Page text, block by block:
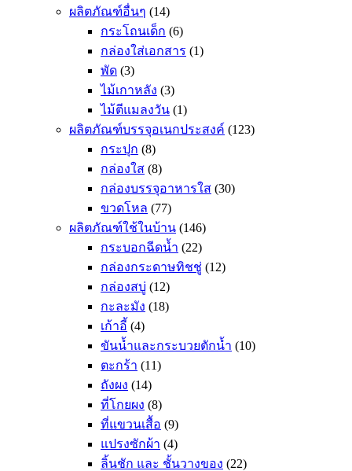
ผลิตภัณฑ์อื่นๆ (14)
กระโถนเด็ก (6)
กล่องใส่เอกสาร (1)
พัด (3)
ไม้เกาหลัง (3)
ไม้ตีแมลงวัน (1)
ผลิตภัณฑ์บรรจุอเนกประสงค์ (123)
กระปุก (8)
กล่องใส (8)
กล่องบรรจุอาหารใส (30)
ขวดโหล (77)
ผลิตภัณฑ์ใช้ในบ้าน (146)
กระบอกฉีดน้ำ (22)
กล่องกระดาษทิชชู่ (12)
กล่องสบู่ (12)
กะละมัง (18)
เก้าอี้ (4)
ขันน้ำและกระบวยตักน้ำ (10)
ตะกร้า (11)
ถังผง (14)
ที่โกยผง (8)
ที่แขวนเสื้อ (9)
แปรงซักผ้า (4)
ลิ้นชัก และ ชั้นวางของ (22)